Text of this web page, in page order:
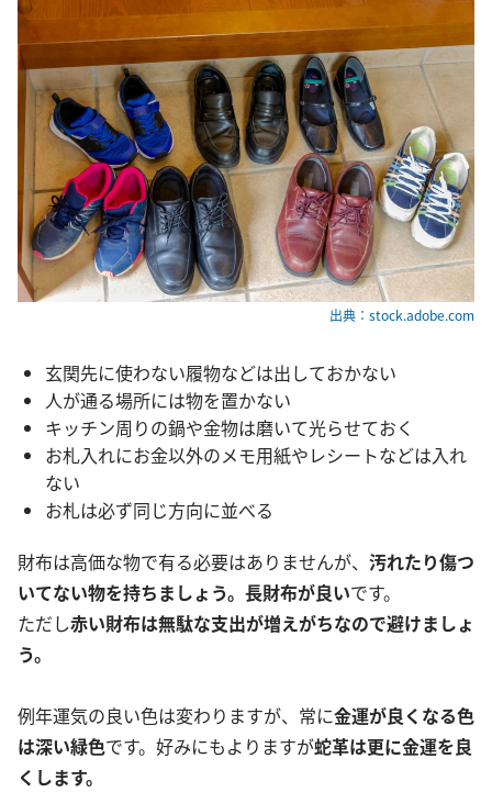
出典：stock.adobe.com
玄関先に使わない履物などは出しておかない
人が通る場所には物を置かない
キッチン周りの鍋や金物は磨いて光らせておく
お札入れにお金以外のメモ用紙やレシートなどは入れ
ない
お札は必ず同じ方向に並べる
財布は高価な物で有る必要はありませんが、 汚れたり傷つ
いてない物を持ちましょう。長財布が良いです。
ただし赤い財布は無駄な支出が増えがちなので避けましょ
う。
例年運気の良い色は変わりますが、常に金運が良くなる色
は深い緑色です。好みにもよりますが蛇革は更に金運を良
くします。